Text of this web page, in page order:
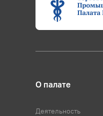
О палате
Деятельность